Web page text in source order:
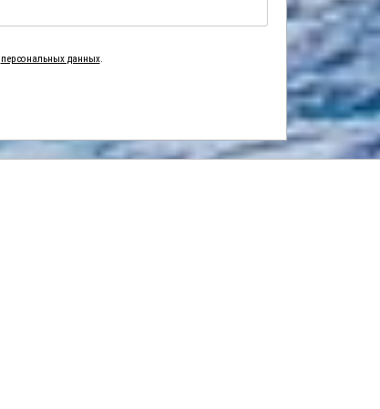
персональных данных.